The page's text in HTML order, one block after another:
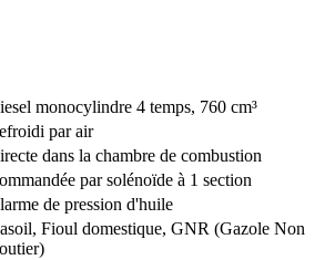
monocylindre 4 temps, 760 cm³
par air
dans la chambre de combustion
par solénoïde à 1 section
de pression d'huile
Fioul domestique, GNR (Gazole Non